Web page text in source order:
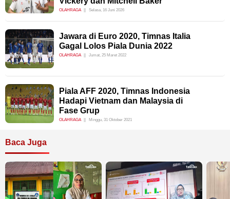
OLAHRAGA Selasa, 16 Juni 2026
Jawara di Euro 2020, Timnas Italia
Gagal Lolos Piala Dunia 2022
OLAHRAGA Jumat, 25 Maret 2022
Piala AFF 2020, Timnas Indonesia
Hadapi Vietnam dan Malaysia di
Fase Grup
OLAHRAGA Minggu, 31 Oktober 2021
Baca Juga